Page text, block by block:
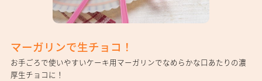
マーガリンで生チョコ！
お手ごろで使いやすいケーキ用マーガリンでなめらかな口あたりの濃
厚生チョコに！